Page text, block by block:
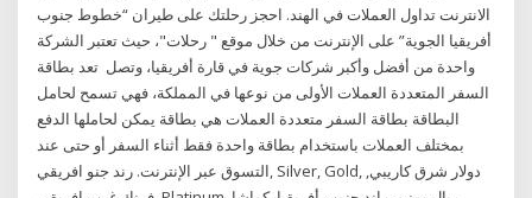
الانترنت تداول العملات في الهند. احجز رحلتك على طيران “خطوط جنوب
أفريقيا الجوية” على الإنترنت من خلال موقع " رحلات"، حيث تعتبر الشركة
واحدة من أفضل وأكبر شركات جوية في قارة أفريقيا، وتصل تعد بطاقة
السفر المتعددة العملات الأولى من نوعها في المملكة، فهي تسمح لحامل
البطاقة بطاقة السفر متعددة العملات هي بطاقة يمكن لحاملها الدفع
بمختلف العملات باستخدام بطاقة واحدة فقط أثناء السفر أو حتى عند
التسوق عبر الإنترنت. رند جنو افريقي, Silver, Gold, دولار شرق كاريبي,